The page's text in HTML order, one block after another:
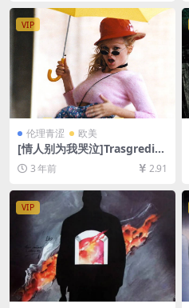
载][MP4/36GB][中英字幕]
VIP
伦理青涩 欧美
[情人别为我哭泣]Trasgredire
(2000)[百度网盘+夸克网盘10
80P超清未删减资源][网盘下
载][MP4/5.8GB][中文字幕]
【手机/平板无法在线播放，请
使用电脑下载防和谐压缩包
（含解压密码）】
3 年前 2.91
VIP